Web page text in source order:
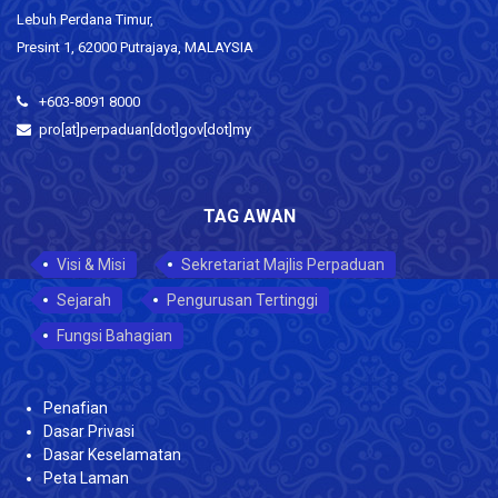
Lebuh Perdana Timur,
Presint 1, 62000 Putrajaya, MALAYSIA
+603-8091 8000
pro[at]perpaduan[dot]gov[dot]my
TAG AWAN
Visi & Misi
Sekretariat Majlis Perpaduan
Sejarah
Pengurusan Tertinggi
Fungsi Bahagian
Penafian
Dasar Privasi
Dasar Keselamatan
Peta Laman